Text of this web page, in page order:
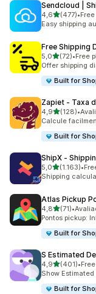
Sendcloud |
4,6de 5 estrelas
(477)
477 total de•
Easy shipping
Free Shipping
5,0de 5 estrelas
(72)
72 total de
•Free
Offer shipping
Built for
Zapiet ‑ Taxa
4,9de 5 estrelas
(128)
128 total de
•
Calcule
Built for
ShipX ‑
5,0de 5 estrelas
(1.163)
1163 total de•
Shipping
Atlas Pickup
4,8de 5 estrelas
(71)
71 total de
•
Pontos pickup:
Built for
S Estimated
4,9de 5 estrelas
(401)
401 total de•
Show
Built for